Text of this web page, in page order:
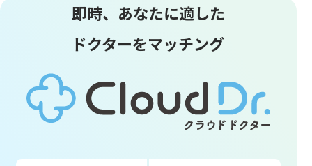
即時、あなたに適した
ドクターをマッチング